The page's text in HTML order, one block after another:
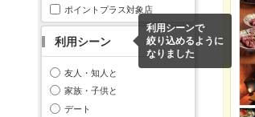
ポイントプラス対象店
利用シーン
利用シーンで
絞り込めるように
なりました
友人・知人と
家族・子供と
デート